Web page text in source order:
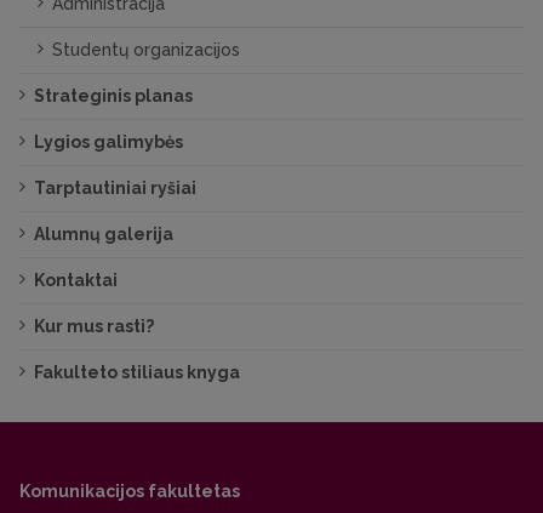
Studentų organizacijos
Strateginis planas
Lygios galimybės
Tarptautiniai ryšiai
Alumnų galerija
Kontaktai
Kur mus rasti?
Fakulteto stiliaus knyga
Komunikacijos fakultetas